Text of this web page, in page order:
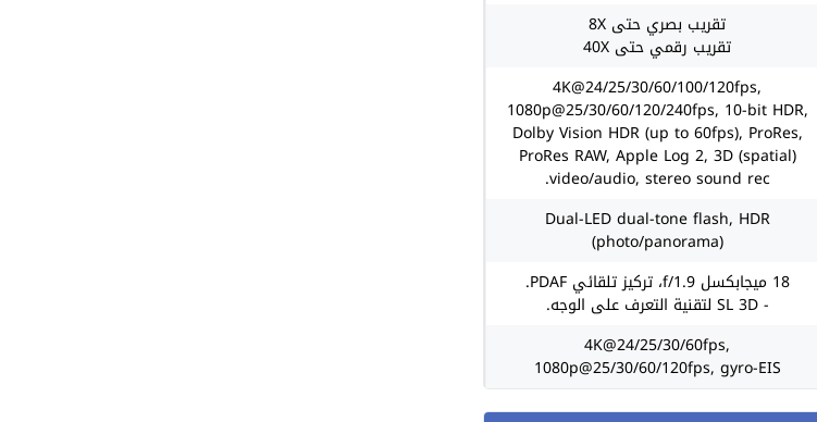
تقريب بصري حتى 8X
تقريب رقمي حتى 40X
4K@24/25/30/60/100/120fps,
1080p@25/30/60/120/240fps, 10-bit HDR,
Dolby Vision HDR (up to 60fps), ProRes,
ProRes RAW, Apple Log 2, 3D (spatial)
video/audio, stereo sound rec.
Dual-LED dual-tone flash, HDR
(photo/panorama)
18 ميجابكسل f/1.9، تركيز تلقائي PDAF.
- SL 3D لتقنية التعرف على الوجه.
4K@24/25/30/60fps,
1080p@25/30/60/120fps, gyro-EIS